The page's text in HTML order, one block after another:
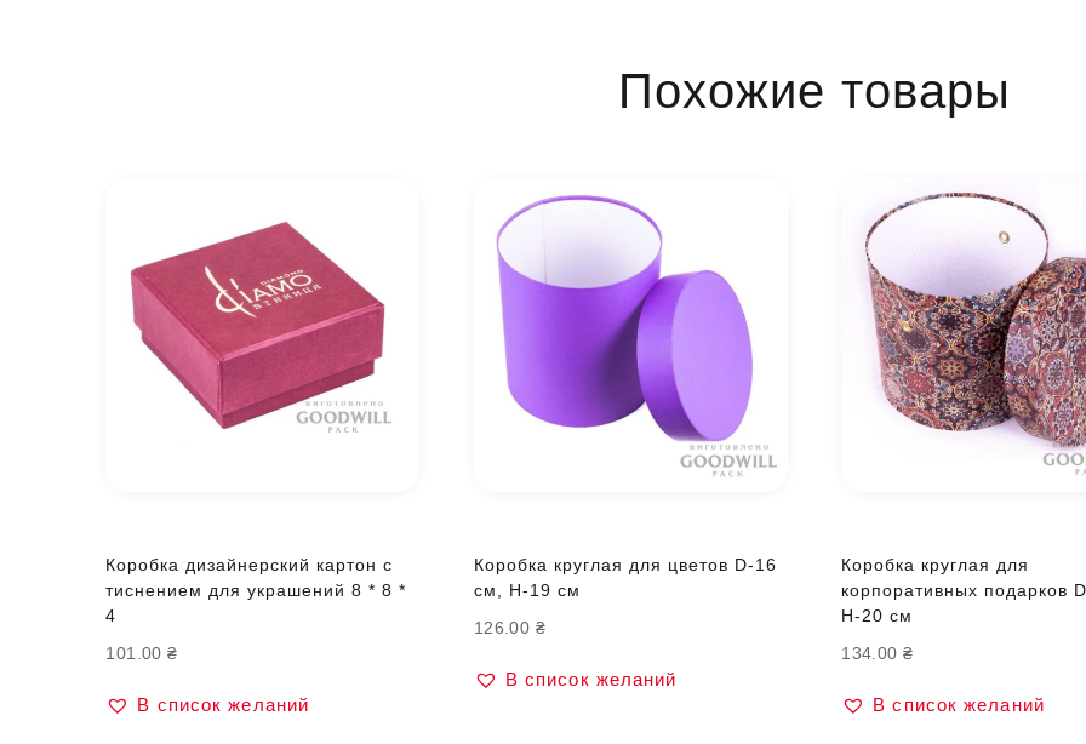
Похожие товары
Коробка дизайнерский картон с
тиснением для украшений 8 * 8 *
4
101.00₴
В список желаний
Коробка круглая для цветов D-16
см, H-19 см
126.00 ₴
В список желаний
Коробка круглая для
корпоративных подарков
H-20 см
134.00 ₴
В список желаний